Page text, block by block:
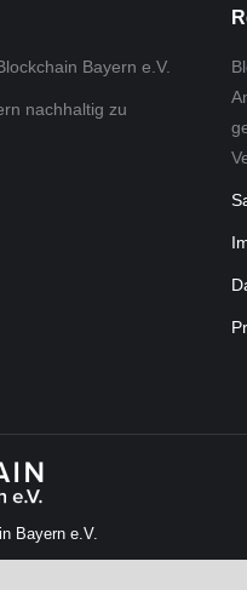
Bayern e.V.
nachhaltig zu
Bayern e.V.